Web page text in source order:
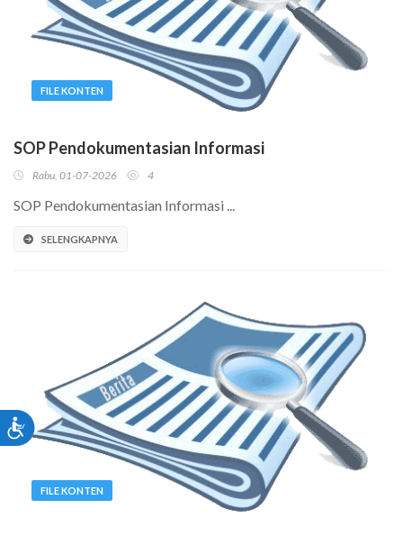
FILE KONTEN
SOP Pendokumentasian Informasi
Rabu, 01-07-2026 4
SOP Pendokumentasian Informasi ...
SELENGKAPNYA
FILE KONTEN